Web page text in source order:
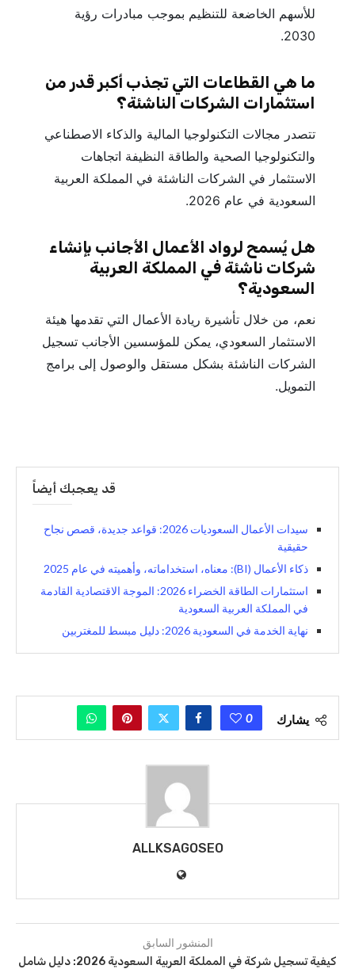
للأسهم الخاضعة للتنظيم بموجب مبادرات رؤية
2030.
ما هي القطاعات التي تجذب أكبر قدر من
استثمارات الشركات الناشئة؟
تتصدر مجالات التكنولوجيا المالية والذكاء الاصطناعي
والتكنولوجيا الصحية والطاقة النظيفة اتجاهات
الاستثمار في الشركات الناشئة في المملكة العربية
السعودية في عام 2026.
هل يُسمح لرواد الأعمال الأجانب بإنشاء
شركات ناشئة في المملكة العربية
السعودية؟
نعم، من خلال تأشيرة ريادة الأعمال التي تقدمها هيئة
الاستثمار السعودي، يمكن للمؤسسين الأجانب تسجيل
الشركات الناشئة بشكل مستقل والوصول إلى برامج
التمويل.
قد يعجبك أيضاً
سيدات الأعمال السعوديات 2026: قواعد جديدة، قصص نجاح
حقيقية
ذكاء الأعمال (BI): معناه، استخداماته، وأهميته في عام 2025
استثمارات الطاقة الخضراء 2026: الموجة الاقتصادية القادمة
في المملكة العربية السعودية
نهاية الخدمة في السعودية 2026: دليل مبسط للمغتربين
يشارك 0
ALLKSAGOSEO
المنشور السابق
كيفية تسجيل شركة في المملكة العربية السعودية 2026: دليل شامل